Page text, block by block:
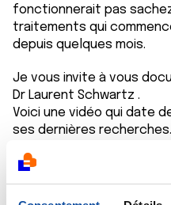
fonctionnerait pas
traitements qui
depuis quelques mois.
Je vous invite à vous
Dr Laurent Schwartz .
Voici une vidéo qui date
ses dernières recherches.
souffrant de cancer très
soigner grâce au dioxyde